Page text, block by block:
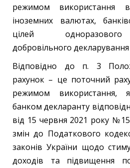
режимом використання
іноземних валютах,
цілей одноразового
добровільного
Відповідно до п. 3
рахунок – це поточний
режимом використання,
банком декларанту
від 15 червня 2021 року
змін до Податкового
законів України щодо
доходів та підвищення